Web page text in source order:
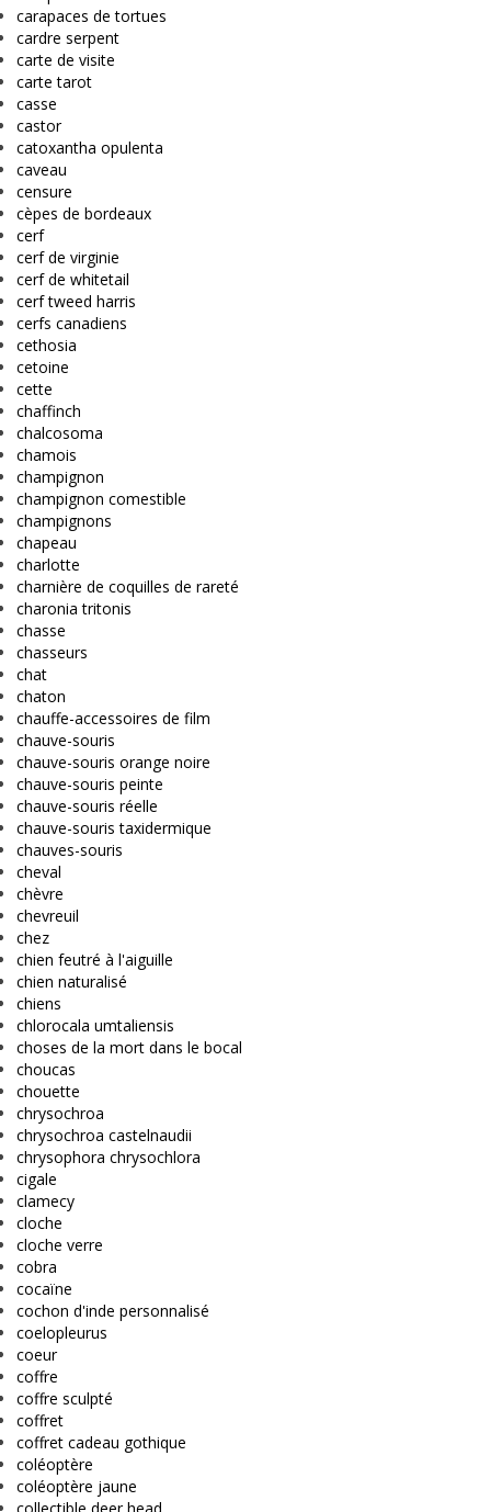
carapaces de tortues
cardre serpent
carte de visite
carte tarot
casse
castor
catoxantha opulenta
caveau
censure
cèpes de bordeaux
cerf
cerf de virginie
cerf de whitetail
cerf tweed harris
cerfs canadiens
cethosia
cetoine
cette
chaffinch
chalcosoma
chamois
champignon
champignon comestible
champignons
chapeau
charlotte
charnière de coquilles de rareté
charonia tritonis
chasse
chasseurs
chat
chaton
chauffe-accessoires de film
chauve-souris
chauve-souris orange noire
chauve-souris peinte
chauve-souris réelle
chauve-souris taxidermique
chauves-souris
cheval
chèvre
chevreuil
chez
chien feutré à l'aiguille
chien naturalisé
chiens
chlorocala umtaliensis
choses de la mort dans le bocal
choucas
chouette
chrysochroa
chrysochroa castelnaudii
chrysophora chrysochlora
cigale
clamecy
cloche
cloche verre
cobra
cocaïne
cochon d'inde personnalisé
coelopleurus
coeur
coffre
coffre sculpté
coffret
coffret cadeau gothique
coléoptère
coléoptère jaune
collectible deer head